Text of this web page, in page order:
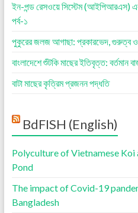
ইন-পন্ড রেসওয়ে সিস্টেম (আইপিআরএস)
পর্ব-১
পুকুরের জলজ আগাছা: প্রকারভেদ, গুরুত্ব
বাংলাদেশে শুঁটকি মাছের ইতিবৃত্ত: বর্তমান
বাটা মাছের কৃত্রিম প্রজনন পদ্ধতি
BdFISH (English)
Polyculture of Vietnamese
Pond
The impact of Covid-19
Bangladesh